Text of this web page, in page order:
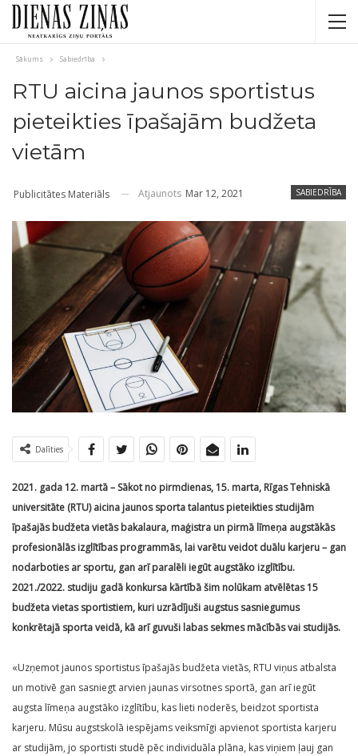
Sākums Sabiedrība
RTU aicina jaunos sportistus
pieteikties īpašajām budžeta
vietām
SABIEDRĪBA
Publicitātes Materiāls Atjaunots Mar 12, 2021
Dalīties
2021. gada 12. martā – Sākot no pirmdienas, 15. marta, Rīgas Tehniskā
universitāte (RTU) aicina jaunos sporta talantus pieteikties studijām
īpašajās budžeta vietās bakalaura, maģistra un pirmā līmeņa augstākās
profesionālās izglītības programmās, lai varētu veidot duālu karjeru – gan
nodarboties ar sportu, gan arī paralēli iegūt augstāko izglītību.
2021./2022. studiju gadā konkursa kārtībā šim nolūkam atvēlētas 15
budžeta vietas sportistiem, kuri uzrādījuši augstus sasniegumus
konkrētajā sporta veidā, kā arī guvuši labas sekmes mācībās vai studijās.
«Uzņemot jaunos sportistus īpašajās budžeta vietās, RTU viņus atbalsta
un motivē gan sasniegt arvien jaunas virsotnes sportā, gan arī iegūt
augsta līmeņa augstāko izglītību, kas lieti noderēs, beidzot sportista
karjeru. Mūsu augstskolā iespējams veiksmīgi apvienot sportista karjeru
ar studijām, jo sportisti studē pēc individuāla plāna, kas viņiem ļauj gan